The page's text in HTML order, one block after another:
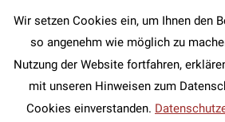
Tag der deutschen
sind dabei!
Wir setzen Cookies ein, um Ihnen den
so angenehm wie möglich zu
Nutzung der Website fortfahren,
mit unseren Hinweisen zum
Cookies einverstanden.